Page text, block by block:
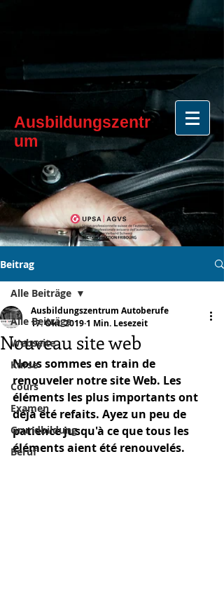
Ausbildungszentr
um
Beitrag
Alle Beiträge
Webseite
Kurse
Cours
Examen
Grundbildung
Beruf
Alle Beiträge
Nouveau site web
Ausbildungszentrum Autoberufe
17. Okt. 20191 Min. Lesezeit
Nous sommes en train de
renouveler notre site Web. Les
éléments les plus importants ont
déjà été refaits. Ayez un peu de
patience jusqu'à ce que tous les
éléments aient été renouvelés.